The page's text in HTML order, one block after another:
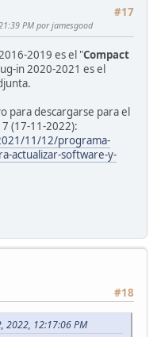
#17
PM por jamesgood
2019 es el "Compact
in 2020-2021 es el
para descargarse para el
(17-11-2022):
11/12/programa-
actualizar-software-y-
#18
2022, 12:17:06 PM